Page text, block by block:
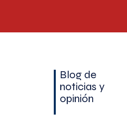
Blog de
noticias y
opinión